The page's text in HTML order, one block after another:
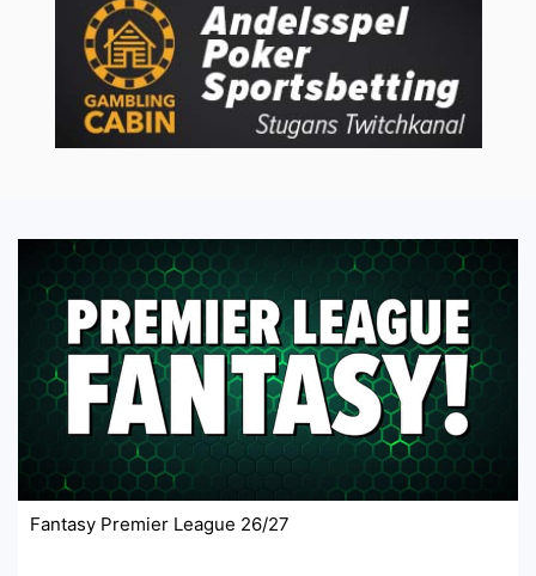
Fantasy Premier League 26/27